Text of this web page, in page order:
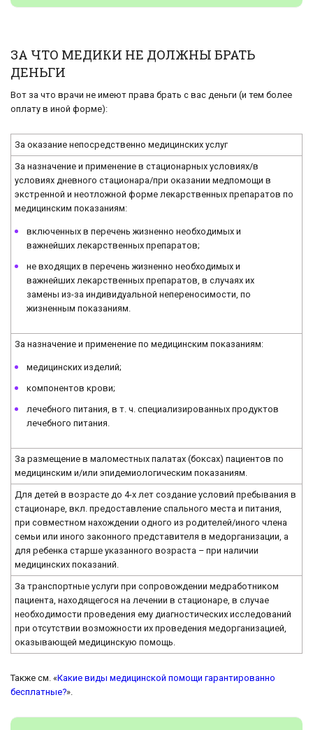
ЗА ЧТО МЕДИКИ НЕ ДОЛЖНЫ БРАТЬ
ДЕНЬГИ
Вот за что врачи не имеют права брать с вас деньги (и тем более
оплату в иной форме):
За оказание непосредственно медицинских услуг
За назначение и применение в стационарных условиях/в
условиях дневного стационара/при оказании медпомощи в
экстренной и неотложной форме лекарственных препаратов по
медицинским показаниям:
включенных в перечень жизненно необходимых и
важнейших лекарственных препаратов;
не входящих в перечень жизненно необходимых и
важнейших лекарственных препаратов, в случаях их
замены из-за индивидуальной непереносимости, по
жизненным показаниям.
За назначение и применение по медицинским показаниям:
медицинских изделий;
компонентов крови;
лечебного питания, в т. ч. специализированных продуктов
лечебного питания.
За размещение в маломестных палатах (боксах) пациентов по
медицинским и/или эпидемиологическим показаниям.
Для детей в возрасте до 4-х лет создание условий пребывания в
стационаре, вкл. предоставление спального места и питания,
при совместном нахождении одного из родителей/иного члена
семьи или иного законного представителя в медорганизации, а
для ребенка старше указанного возраста – при наличии
медицинских показаний.
За транспортные услуги при сопровождении медработником
пациента, находящегося на лечении в стационаре, в случае
необходимости проведения ему диагностических исследований
при отсутствии возможности их проведения медорганизацией,
оказывающей медицинскую помощь.
Также см. «Какие виды медицинской помощи гарантированно
бесплатные?».